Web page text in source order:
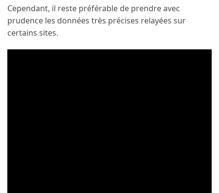
Cependant, il reste préférable de prendre avec
prudence les données très précises relayées sur
certains sites.